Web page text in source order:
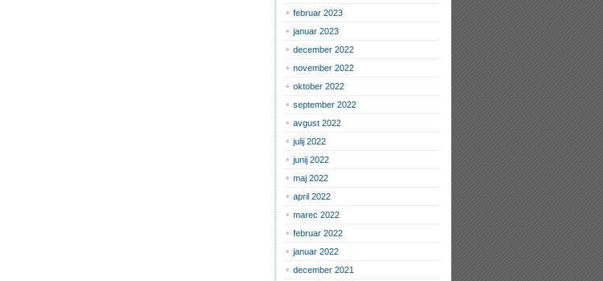
februar 2023
januar 2023
december 2022
november 2022
oktober 2022
september 2022
avgust 2022
julij 2022
junij 2022
maj 2022
april 2022
marec 2022
februar 2022
januar 2022
december 2021